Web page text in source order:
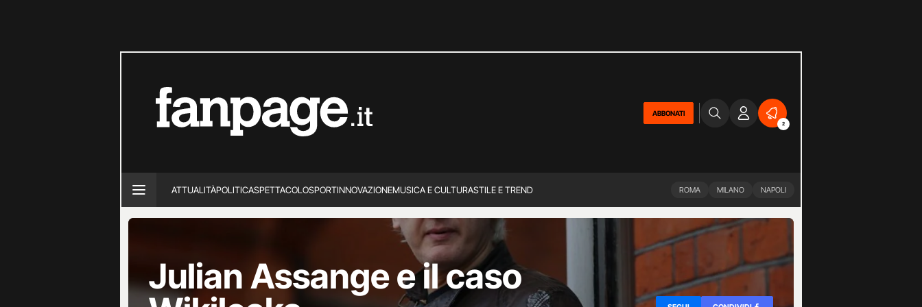
ABBONATI
2
ATTUALITÀPOLITICASPETTACOLOSPORTINNOVAZIONEMUSICA E CULTURASTILE E TREND ROMA MILANO NAPOLI
Julian Assange e il caso